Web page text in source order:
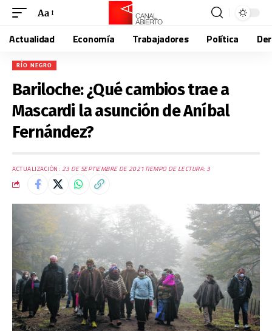
Aa
Actualidad Economía Trabajadores Política
RÍO NEGRO
Bariloche: ¿Qué cambios trae a
Mascardi la asunción de Aníbal
Fernández?
ACTUALIZACIÓN: 23 DE SEPTIEMBRE DE 2021TIEMPO DE LECTURA: 3